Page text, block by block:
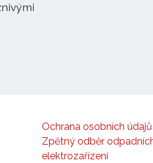
Ochrana osobních údajů
Zpětný odběr
elektrozařízení